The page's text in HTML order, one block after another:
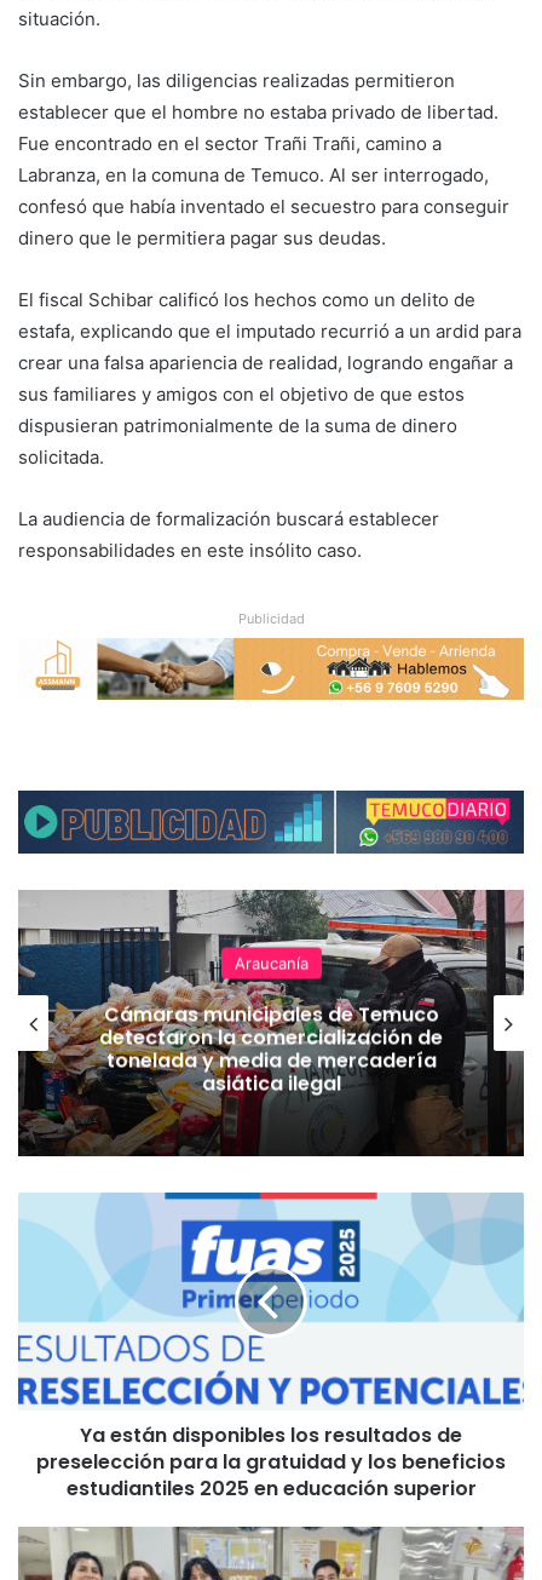
situación.
Sin embargo, las diligencias realizadas permitieron
establecer que el hombre no estaba privado de libertad.
Fue encontrado en el sector Trañi Trañi, camino a
Labranza, en la comuna de Temuco. Al ser interrogado,
confesó que había inventado el secuestro para conseguir
dinero que le permitiera pagar sus deudas.
El fiscal Schibar calificó los hechos como un delito de
estafa, explicando que el imputado recurrió a un ardid para
crear una falsa apariencia de realidad, logrando engañar a
sus familiares y amigos con el objetivo de que estos
dispusieran patrimonialmente de la suma de dinero
solicitada.
La audiencia de formalización buscará establecer
responsabilidades en este insólito caso.
Publicidad
Araucanía
Cámaras municipales de Temuco
detectaron la comercialización de
tonelada y media de mercadería
asiática ilegal
á
n
d
i
i
b
Ya están disponibles los resultados de
preselección para la gratuidad y los beneficios
estudiantiles 2025 en educación superior
“